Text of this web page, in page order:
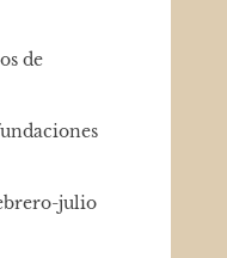
de
julio